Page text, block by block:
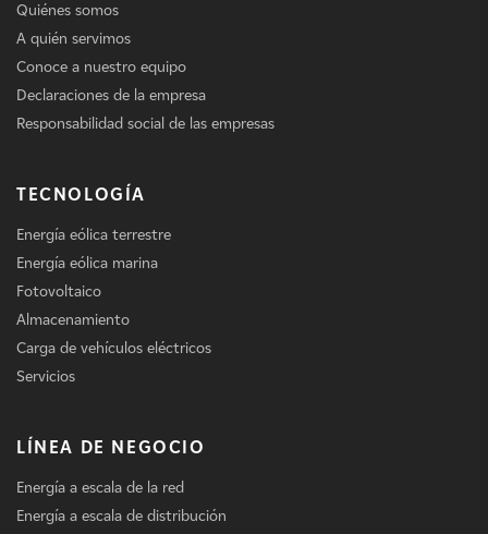
Quiénes somos
A quién servimos
Conoce a nuestro equipo
Declaraciones de la empresa
Responsabilidad social de las empresas
TECNOLOGÍA
Energía eólica terrestre
Energía eólica marina
Fotovoltaico
Almacenamiento
Carga de vehículos eléctricos
Servicios
LÍNEA DE NEGOCIO
Energía a escala de la red
Energía a escala de distribución